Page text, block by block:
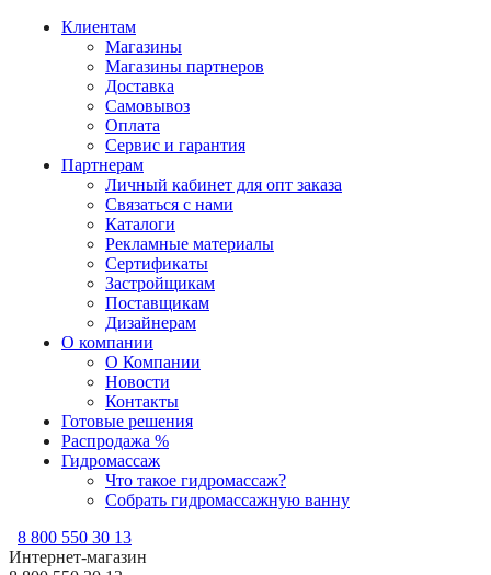
Клиентам
Магазины
Магазины партнеров
Доставка
Самовывоз
Оплата
Сервис и гарантия
Партнерам
Личный кабинет для опт заказа
Связаться с нами
Каталоги
Рекламные материалы
Сертификаты
Застройщикам
Поставщикам
Дизайнерам
О компании
О Компании
Новости
Контакты
Готовые решения
Распродажа %
Гидромассаж
Что такое гидромассаж?
Собрать гидромассажную ванну
8 800 550 30 13
Интернет-магазин